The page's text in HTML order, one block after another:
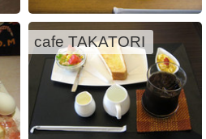
cafe TAKATORI